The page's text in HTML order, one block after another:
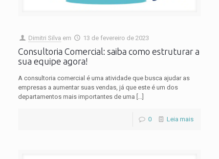
Dimitri Silva em 13 de fevereiro de 2023
Consultoria Comercial: saiba como estruturar a
sua equipe agora!
A consultoria comercial é uma atividade que busca ajudar as
empresas a aumentar suas vendas, já que este é um dos
departamentos mais importantes de uma
0 Leia mais